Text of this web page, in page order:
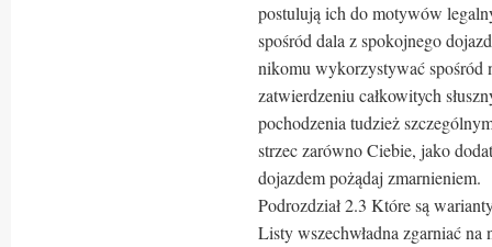
postulują ich do motywów
spośród dala z spokojnego
nikomu wykorzystywać spośród
zatwierdzeniu całkowitych
pochodzenia tudzież
strzec zarówno Ciebie, jako
dojazdem pożądaj zmarnieniem.
Podrozdział 2.3 Które są
Listy wszechwładna zgarniać